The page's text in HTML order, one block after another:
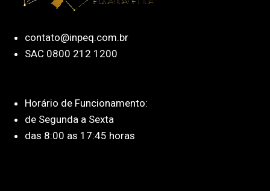
contato@inpeq.com.br
SAC 0800 212 1200
Horário de Funcionamento:
de Segunda a Sexta
das 8:00 as 17:45 horas